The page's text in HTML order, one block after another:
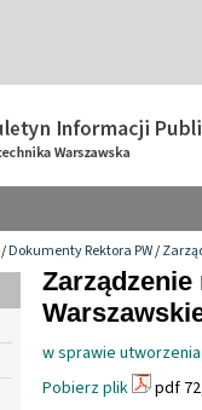
/Dokumenty Rektora PW/
w sprawie
Pobierz plik
pdf